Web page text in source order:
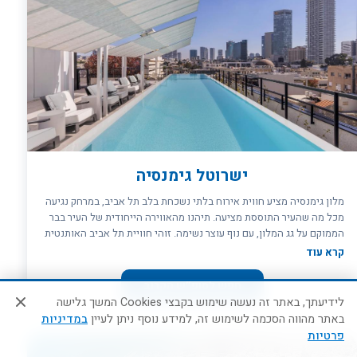
ישרוטל גימנסיה
מלון גימנסיה מציע חווית אירוח בלתי נשכחת בלב תל אביב, במרחק נגיעה
מכל מה שהעיר התוססת מציעה. תיהנו מהאווירה הייחודית של העיר בבר
הממוקם על גג המלון, עם נוף עוצר נשימה. זוהי חוויית תל אביב האותנטית
במיטבה! המלון ממוקם במרחק הליכה מחוף הים, אזור נווה צדק
שיכולות להעשיר את ביקורכם. בנוסף, מסעדת השף "שילה" שבמלון
מוסיפה לחוויית האירוח עם אוכל איכותי המשלב אווירה חיה ומרשימה.
המלון כולל 145 חדרים המעוצבים בקו מינימליסטי ומודרני, ומספקים
חווית חופשה עירונית נוחה ונטולת מאמץ. העיצוב עדכני ומחושב, כך שבכל
חדר תוכלו לנצל את הזמן בעיר בצורה הטובה ביותר. .המלון לא כשר
קרא עוד
חפש לסופ״ש הקרוב
לידיעתך, באתר זה נעשה שימוש בקבצי Cookies המשך גלישה
באתר מהווה הסכמה לשימוש זה, למידע נוסף ניתן לעייןבמדיניות
פרטיות